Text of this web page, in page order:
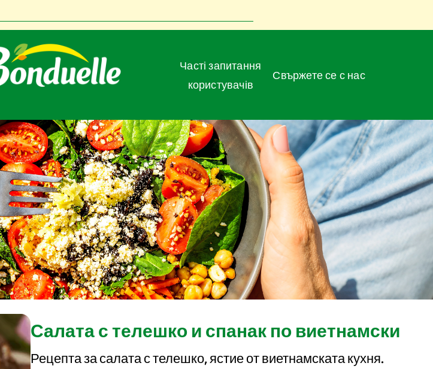
Часті запитання
користувачів
Свържете се с нас
Салата с телешко и спанак по виетнамски
Рецепта за салата с телешко, ястие от виетнамската кухня.